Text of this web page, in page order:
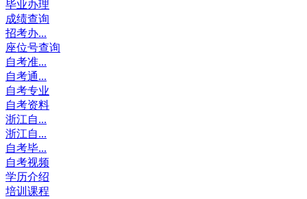
毕业办理
成绩查询
招考办...
座位号查询
自考准...
自考通...
自考专业
自考资料
浙江自...
浙江自...
自考毕...
自考视频
学历介绍
培训课程